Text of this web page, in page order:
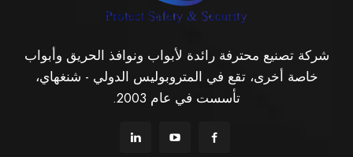
شركة تصنيع محترفة رائدة لأبواب ونوافذ الحريق وأبواب
خاصة أخرى، تقع في المتروبوليس الدولي - شنغهاي،
تأسست في عام 2003.